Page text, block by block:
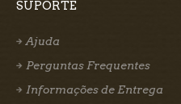
SUPORTE
Ajuda
Perguntas Frequentes
Informações de Entrega